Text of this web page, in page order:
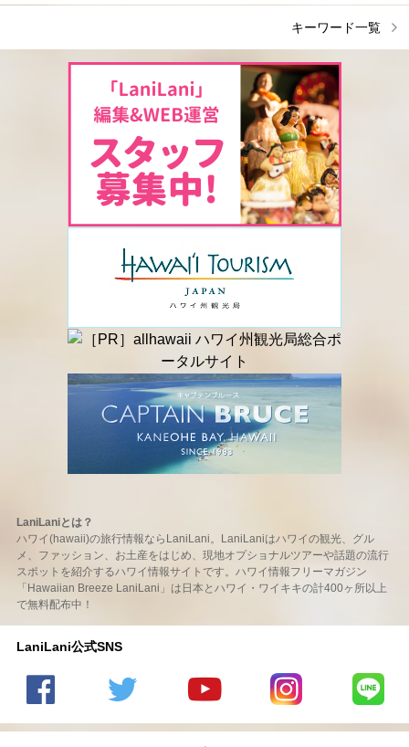
キーワード一覧
LaniLaniとは？
ハワイ(hawaii)の旅行情報ならLaniLani。LaniLaniはハワイの観光、グル
メ、ファッション、お土産をはじめ、現地オプショナルツアーや話題の流行
スポットを紹介するハワイ情報サイトです。ハワイ情報フリーマガジン
「Hawaiian Breeze LaniLani」は日本とハワイ・ワイキキの計400ヶ所以上
で無料配布中！
LaniLani公式SNS
の
のtwitter
の
LaniLani
LaniLani